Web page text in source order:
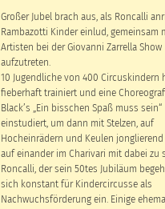
Großer Jubel brach aus, als Roncalli
Rambazotti Kinder einlud, gemeinsam
Artisten bei der Giovanni Zarrella Show
aufzutreten.
10 Jugendliche von 400 Circuskindern
fieberhaft trainiert und eine
Black’s „Ein bisschen Spaß muss sein“
einstudiert, um dann mit Stelzen, auf
Hocheinrädern und Keulen jonglierend
auf einander im Charivari mit dabei zu
Roncalli, der sein 50tes Jubiläum
sich konstant für Kindercircusse als
Nachwuchsförderung ein. Einige